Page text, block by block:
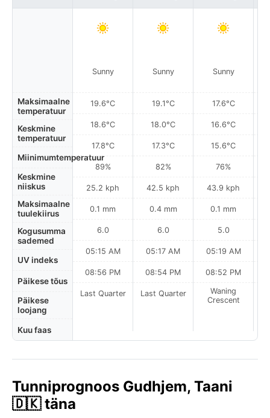
Maksimaalne
temperatuur
Keskmine
temperatuur
Miinimumtemperatuur
Keskmine
niiskus
Maksimaalne
tuulekiirus
Kogusumma
sademed
UV indeks
Päikese tõus
Päikese
loojang
Kuu faas
Sunny
19.6°C
18.6°C
17.8°C
89%
25.2 kph
0.1 mm
6.0
05:15 AM
08:56 PM
Last Quarter
Sunny
19.1°C
18.0°C
17.3°C
82%
42.5 kph
0.4 mm
6.0
05:17 AM
08:54 PM
Last Quarter
Sunny
17.6°C
16.6°C
15.6°C
76%
43.9 kph
0.1 mm
5.0
05:19 AM
08:52 PM
Waning
Crescent
Tunniprognoos Gudhjem, Taani
🇩🇰 täna